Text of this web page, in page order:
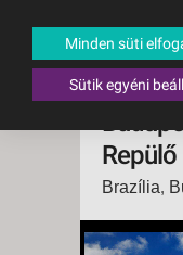
Repülő
Brazília,
Minden süti
Sütik egyéni